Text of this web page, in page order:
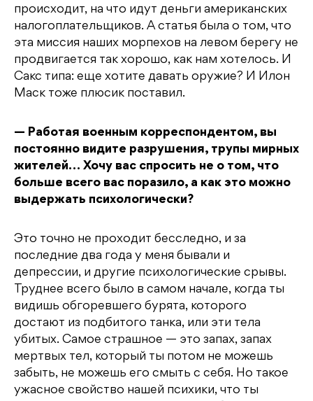
происходит, на что идут деньги американских
налогоплательщиков. А статья была о том, что
эта миссия наших морпехов на левом берегу не
продвигается так хорошо, как нам хотелось. И
Сакс типа: еще хотите давать оружие? И Илон
Маск тоже плюсик поставил.
— Работая военным корреспондентом, вы
постоянно видите разрушения, трупы мирных
жителей… Хочу вас спросить не о том, что
больше всего вас поразило, а как это можно
выдержать психологически?
Это точно не проходит бесследно, и за
последние два года у меня бывали и
депрессии, и другие психологические срывы.
Труднее всего было в самом начале, когда ты
видишь обгоревшего бурята, которого
достают из подбитого танка, или эти тела
убитых. Самое страшное — это запах, запах
мертвых тел, который ты потом не можешь
забыть, не можешь его смыть с себя. Но такое
ужасное свойство нашей психики, что ты